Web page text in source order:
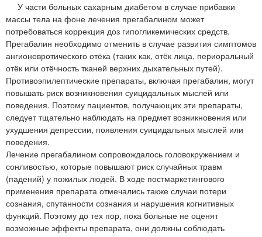
У части больных сахарным диабетом в случае прибавки
массы тела на фоне лечения прегабалином может
потребоваться коррекция доз гипогликемических средств.
Прегабалин необходимо отменить в случае развития симптомов
ангионевротического отёка (таких как, отёк лица, периоральный
отёк или отёчность тканей верхних дыхательных путей).
Противоэпилептические препараты, включая прегабалин, могут
повышать риск возникновения суицидальных мыслей или
поведения. Поэтому пациентов, получающих эти препараты,
следует тщательно наблюдать на предмет возникновения или
ухудшения депрессии, появления суицидальных мыслей или
поведения.
Лечение прегабалином сопровождалось головокружением и
сонливостью, которые повышают риск случайных травм
(падений) у пожилых людей. В ходе постмаркетингового
применения препарата отмечались также случаи потери
сознания, спутанности сознания и нарушения когнитивных
функций. Поэтому до тех пор, пока больные не оценят
возможные эффекты препарата, они должны соблюдать